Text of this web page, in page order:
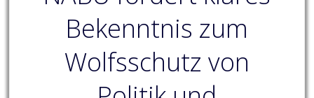
Bekenntnis zum
Wolfsschutz von